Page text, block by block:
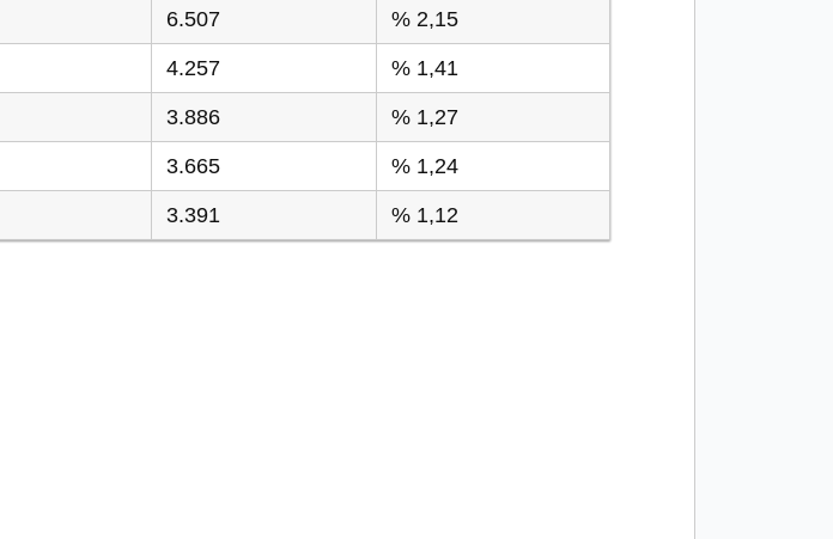
6.507 % 2,15
4.257 % 1,41
3.886 % 1,27
3.665 % 1,24
3.391 % 1,12